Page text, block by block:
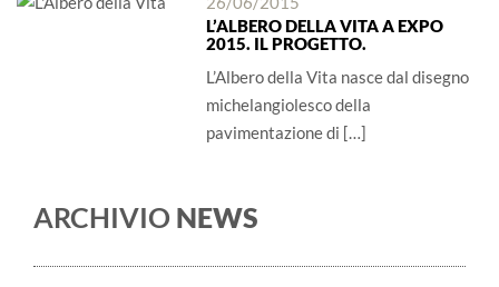
L’ALBERO DELLA VITA A EXPO
2015. IL PROGETTO.
L’Albero della Vita nasce dal disegno
michelangiolesco della
pavimentazione di […]
ARCHIVIO NEWS